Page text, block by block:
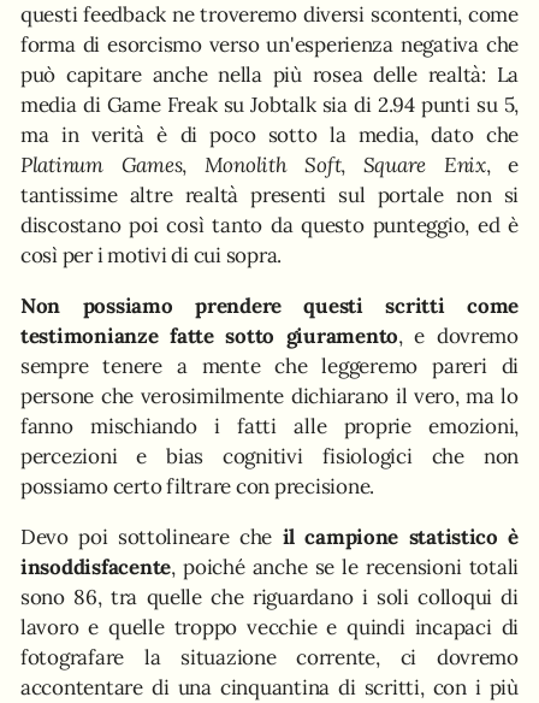
questi feedback ne troveremo diversi scontenti, come
forma di esorcismo verso un'esperienza negativa che
può capitare anche nella più rosea delle realtà: La
media di Game Freak su Jobtalk sia di 2.94 punti su 5,
ma in verità è di poco sotto la media, dato che
Platinum Games, Monolith Soft, Square Enix, e
tantissime altre realtà presenti sul portale non si
discostano poi così tanto da questo punteggio, ed è
così per i motivi di cui sopra.
Non possiamo prendere questi scritti come
testimonianze fatte sotto giuramento, e dovremo
sempre tenere a mente che leggeremo pareri di
persone che verosimilmente dichiarano il vero, ma lo
fanno mischiando i fatti alle proprie emozioni,
percezioni e bias cognitivi fisiologici che non
possiamo certo filtrare con precisione.
Devo poi sottolineare che il campione statistico è
insoddisfacente, poiché anche se le recensioni totali
sono 86, tra quelle che riguardano i soli colloqui di
lavoro e quelle troppo vecchie e quindi incapaci di
fotografare la situazione corrente, ci dovremo
accontentare di una cinquantina di scritti, con i più